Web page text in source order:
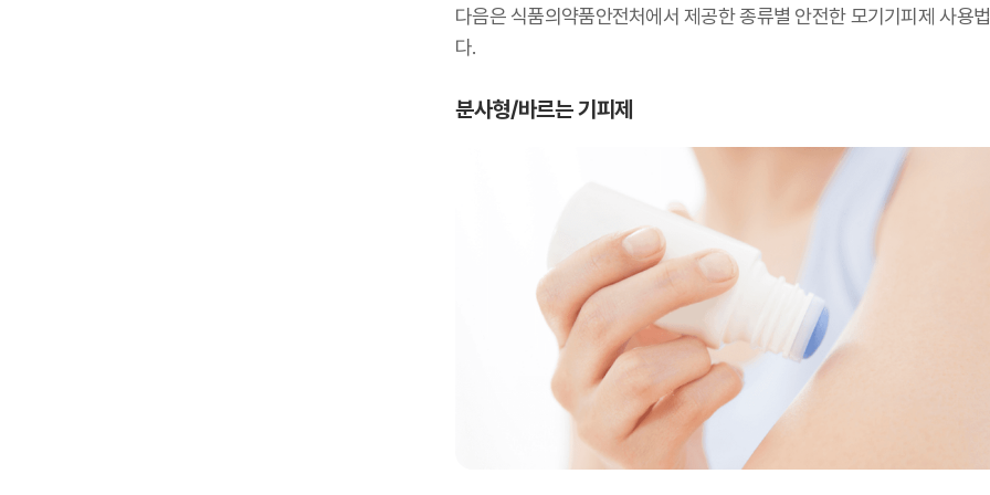
다음은 식품의약품안전처에서 제공한 종류별 안전한 모기기피제 사용
다.
분사형/바르는 기피제